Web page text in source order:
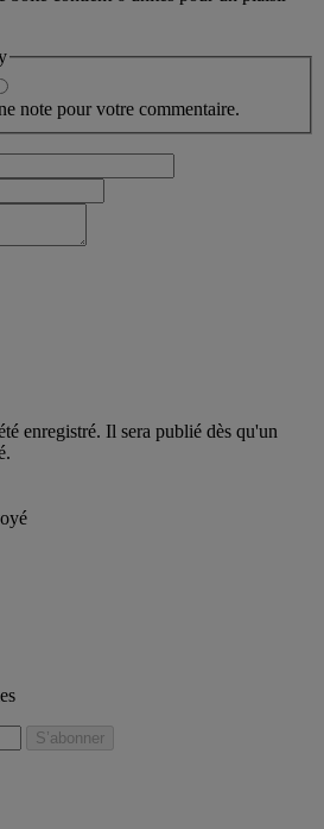
note pour votre commentaire.
enregistré. Il sera publié dès qu'un